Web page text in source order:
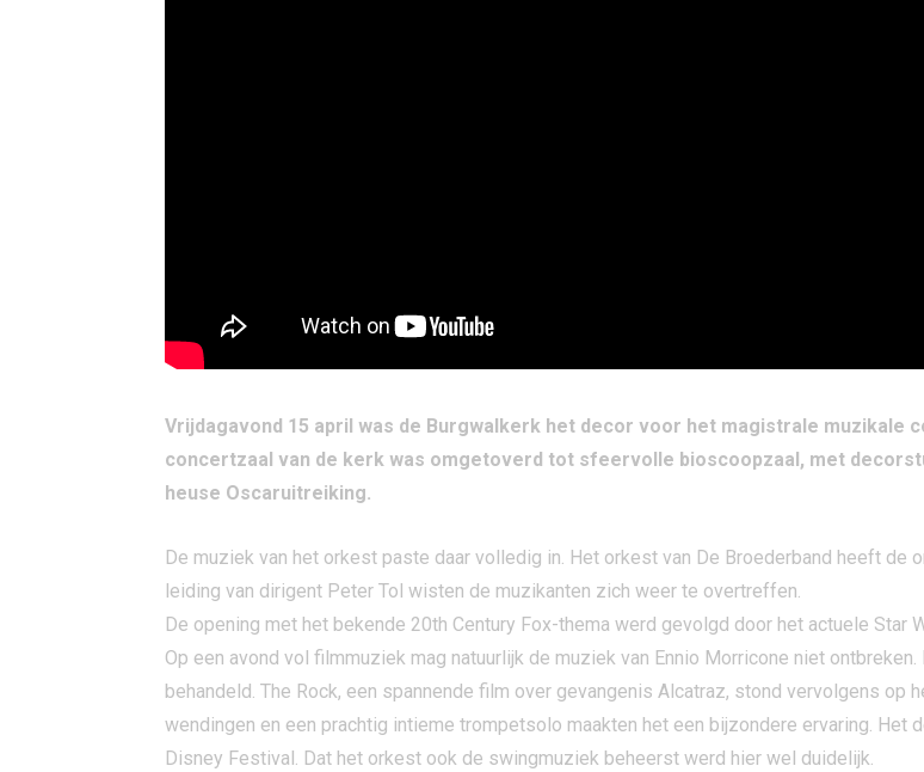
Vrijdagavond 15 april was de Burgwalkerk het decor voor het magistrale muzikale
concertzaal van de kerk was omgetoverd tot sfeervolle bioscoopzaal, met
heuse Oscaruitreiking.
De muziek van het orkest paste daar volledig in. Het orkest van De Broederband heeft
leiding van dirigent Peter Tol wisten de muzikanten zich weer te overtreffen.
De opening met het bekende 20th Century Fox-thema werd gevolgd door het actuele Star
Op een avond vol filmmuziek mag natuurlijk de muziek van Ennio Morricone niet
behandeld. The Rock, een spannende film over gevangenis Alcatraz, stond vervolgens op
wendingen en een prachtig intieme trompetsolo maakten het een bijzondere ervaring.
Disney Festival. Dat het orkest ook de swingmuziek beheerst werd hier wel duidelijk.